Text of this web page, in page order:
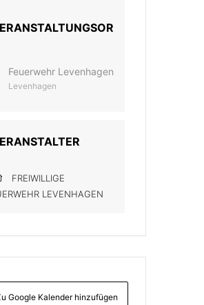
Feuerwehr Levenhagen
Levenhagen
FREIWILLIGE
LEVENHAGEN
Google Kalender hinzufügen